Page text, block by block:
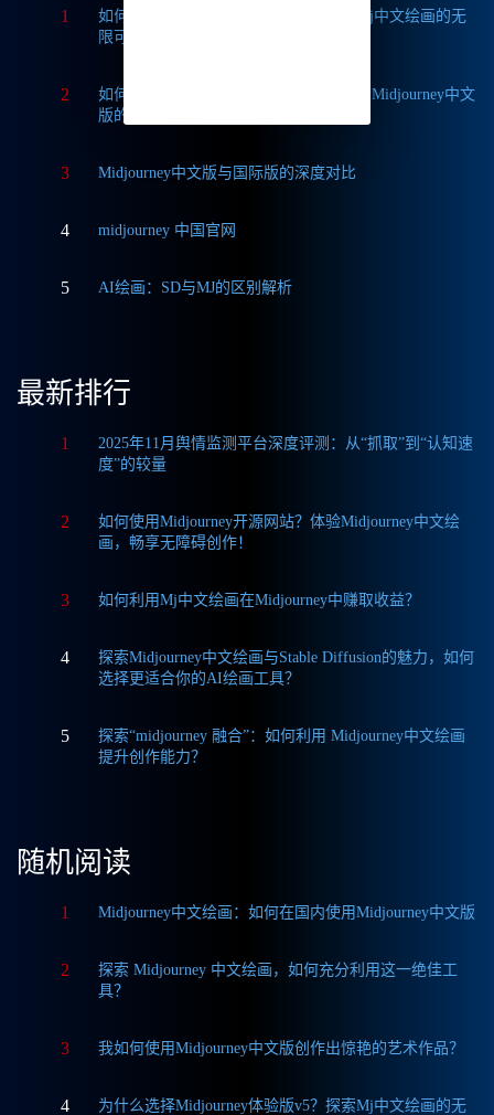
1
如何获取Midjourney破解版免费？探索Mj中文绘画的无
限可能
2
如何轻松实现Midjourney本地部署？探索Midjourney中文
版的无限可能
3 Midjourney中文版与国际版的深度对比
4 midjourney 中国官网
5 AI绘画：SD与MJ的区别解析
最新排行
1
2025年11月舆情监测平台深度评测：从“抓取”到“认知速
度”的较量
2
如何使用Midjourney开源网站？体验Midjourney中文绘
画，畅享无障碍创作！
3 如何利用Mj中文绘画在Midjourney中赚取收益？
4
探索Midjourney中文绘画与Stable Diffusion的魅力，如何
选择更适合你的AI绘画工具？
5
探索“midjourney 融合”：如何利用 Midjourney中文绘画
提升创作能力？
随机阅读
1 Midjourney中文绘画：如何在国内使用Midjourney中文版
2
探索 Midjourney 中文绘画，如何充分利用这一绝佳工
具？
3 我如何使用Midjourney中文版创作出惊艳的艺术作品？
4 为什么选择Midjourney体验版v5？探索Mj中文绘画的无